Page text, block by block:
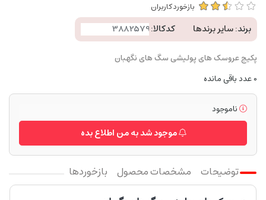
بازخورد کاربران
برند:سایر برندها کدکالا:
پکیج عروسک های پولیشی سگ های نگهبان
0عدد باقی مانده
ناموجود
موجود شد به من اطلاع بده
توضیحات مشخصات محصول بازخوردها